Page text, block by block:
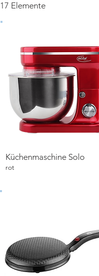
17 Elemente
Küchenmaschine Solo
rot
Details ansehen